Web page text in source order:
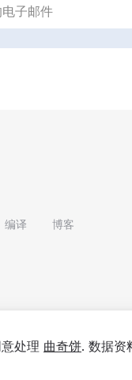
编译 博客
处理 曲奇饼. 数据资